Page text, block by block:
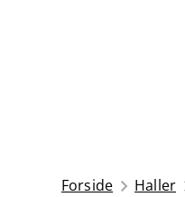
Forside Haller